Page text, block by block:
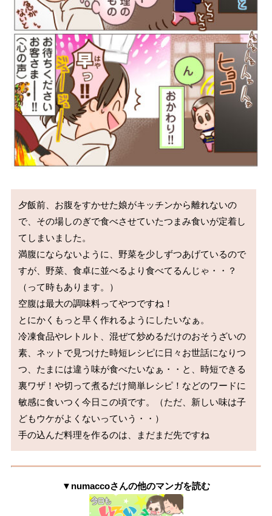
夕飯前、お腹をすかせた娘がキッチンから離れないの
で、その場しのぎで食べさせていたつまみ食いが定着し
てしまいました。
満腹にならないように、野菜を少しずつあげているので
すが、野菜、食卓に並べるより食べてるんじゃ・・？
（って時もあります。）
空腹は最大の調味料ってやつですね！
とにかくもっと早く作れるようにしたいなぁ。
冷凍食品やレトルト、混ぜて炒めるだけのおそうざいの
素、ネットで見つけた時短レシピに日々お世話になりつ
つ、たまには違う味が食べたいなぁ・・と、時短できる
裏ワザ！や切って煮るだけ簡単レシピ！などのワードに
敏感に食いつく今日この頃です。（ただ、新しい味は子
どもウケがよくないっていう・・）
手の込んだ料理を作るのは、まだまだ先ですね
▼numaccoさんの他のマンガを読む